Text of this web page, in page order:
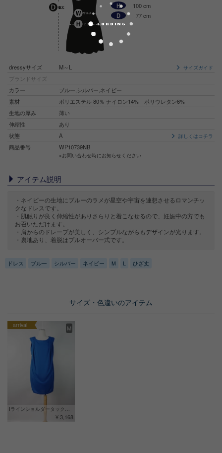
H
100 cm
D
77 cm
dressyサイズ M～L サイズガイド
ブランドサイズ
カラー
ブルー,シルバー,ネイビー
素材
ポリエステル 80％ ナイロン14% ポリウレタン6%
生地の厚み
薄い
伸縮性
あり
状態
A 詳しくはコチラ
商品番号 WP10739NB
※お問い合わせ時にお知らせください
アイテム説明
・ネイビーの生地にブルーのラメが星空や宇宙を連想させるロマンチッ
クなドレスです。
・肌触りが良く伸縮性がありさらりと着こなせるので、妊娠中の方でも
お召いただけます。
・肩からのドレープが美しく、シンプルながらもデザインが光ります。
・裏地あり、着脱はプルオーバー式です。
ドレス ブルー シルバー ネイビー M L ひざ丈
サイズ・色違いのアイテム
arrival
¥ 3,168
M